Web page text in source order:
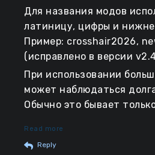
Надеюсь, обьяснил
советую взять (или
эту инструкцию и
мода, так как люди,
моды, не совсем
которую они должны
Для названия модов
латиницу, цифры и
Пример: crosshair2026,
(исправлено в версии
При использовании
может наблюдаться
Обычно это бывает
Если вы нашли еще что-
Read more
Reply